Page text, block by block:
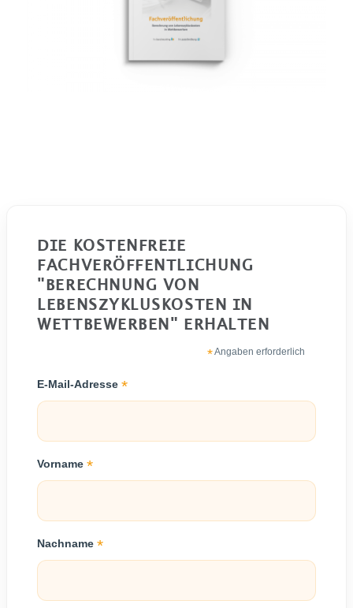
DIE KOSTENFREIE
FACHVERÖFFENTLICHUNG
"BERECHNUNG VON
LEBENSZYKLUSKOSTEN IN
WETTBEWERBEN" ERHALTEN
*Angaben erforderlich
E-Mail-Adresse*
Vorname*
Nachname*